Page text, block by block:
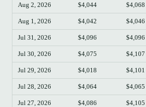
Aug 2, 2026 $4,044 $4,068
Aug 1, 2026 $4,042 $4,046
Jul 31, 2026 $4,096 $4,096
Jul 30, 2026 $4,075 $4,107
Jul 29, 2026 $4,018 $4,101
Jul 28, 2026 $4,064 $4,065
Jul 27, 2026 $4,086 $4,105